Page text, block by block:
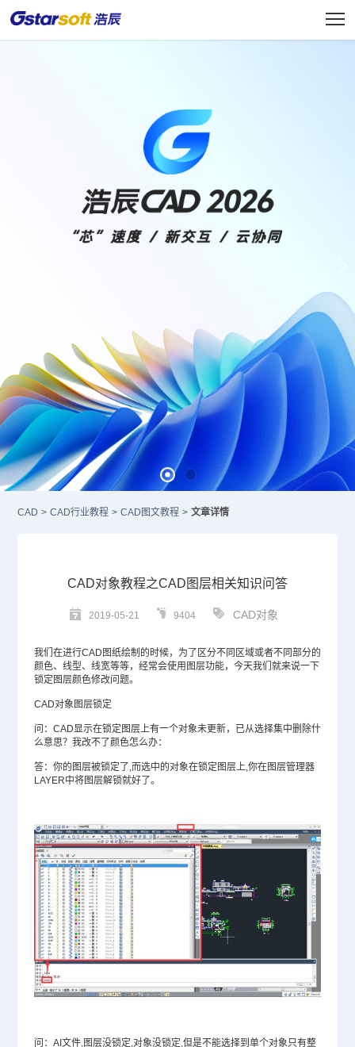
CAD > CAD行业教程 > CAD图文教程 > 文章详情
CAD对象教程之CAD图层相关知识问答
2019-05-21 9404 CAD对象
我们在进行CAD图纸绘制的时候，为了区分不同区域或者不同部分的
颜色、线型、线宽等等，经常会使用图层功能，今天我们就来说一下
锁定图层颜色修改问题。
CAD对象图层锁定
问：CAD显示在锁定图层上有一个对象未更新，已从选择集中删除什
么意思？我改不了颜色怎么办：
答：你的图层被锁定了,而选中的对象在锁定图层上,你在图层管理器
LAYER中将图层解锁就好了。
问：AI文件,图层没锁定,对象没锁定,但是不能选择到单个对象只有整